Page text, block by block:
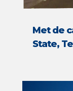
Met de
State,